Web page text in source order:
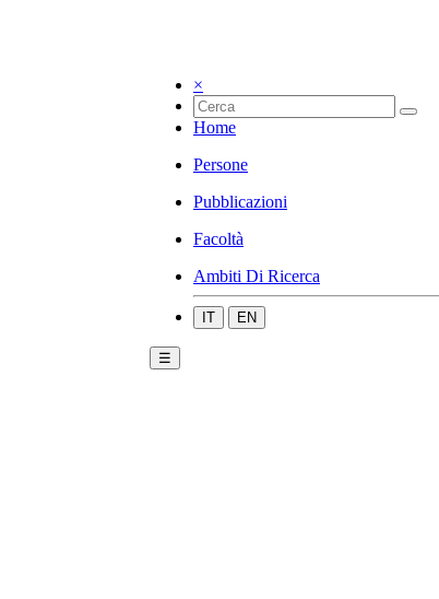
×
Home
Persone
Pubblicazioni
Facoltà
Ambiti Di Ricerca
IT EN
☰